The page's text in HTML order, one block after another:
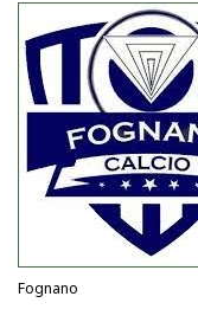
Fognano